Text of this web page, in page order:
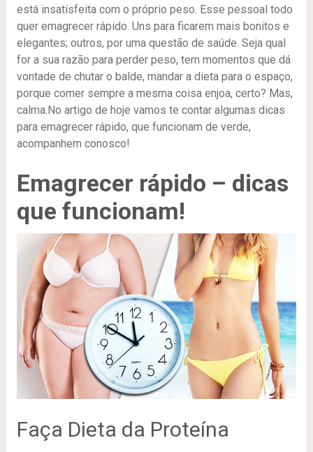
está insatisfeita com o próprio peso. Esse pessoal todo
quer emagrecer rápido. Uns para ficarem mais bonitos e
elegantes; outros, por uma questão de saúde. Seja qual
for a sua razão para perder peso, tem momentos que dá
vontade de chutar o balde, mandar a dieta para o espaço,
porque comer sempre a mesma coisa enjoa, certo? Mas,
calma.No artigo de hoje vamos te contar algumas dicas
para emagrecer rápido, que funcionam de verde,
acompanhem conosco!
Emagrecer rápido – dicas
que funcionam!
Faça Dieta da Proteína